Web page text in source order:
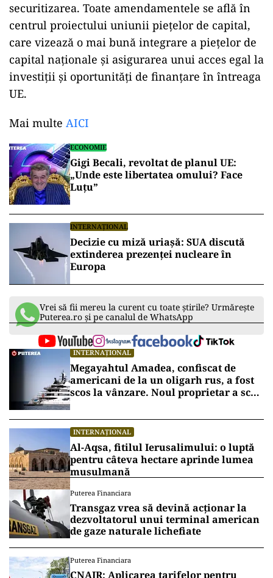
securitizarea. Toate amendamentele se află în
centrul proiectului uniunii piețelor de capital,
care vizează o mai bună integrare a piețelor de
capital naționale și asigurarea unui acces egal la
investiții și oportunități de finanțare în întreaga
UE.
Mai multe AICI
ECONOMIE
Gigi Becali, revoltat de planul UE:
„Unde este libertatea omului? Face
Luțu”
INTERNAȚIONAL
Decizie cu miză uriașă: SUA discută
extinderea prezenței nucleare în
Europa
Vrei să fii mereu la curent cu toate știrile? Urmărește
Puterea.ro și pe canalul de WhatsApp
INTERNAȚIONAL
Megayahtul Amadea, confiscat de
americani de la un oligarh rus, a fost
scos la vânzare. Noul proprietar a scos
INTERNAȚIONAL
Al-Aqsa, fitilul Ierusalimului: o luptă
pentru câteva hectare aprinde lumea
musulmană
Puterea Financiara
Transgaz vrea să devină acționar la
dezvoltatorul unui terminal american
de gaze naturale lichefiate
Puterea Financiara
CNAIR: Aplicarea tarifelor pentru